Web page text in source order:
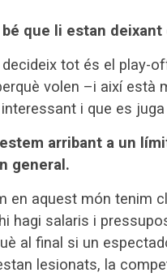
bé que li estan
tot és el play-
volen –i així
i que es
arribant a un
general.
en aquest món tenim
hagi salaris i
al final si un
lesionats, la